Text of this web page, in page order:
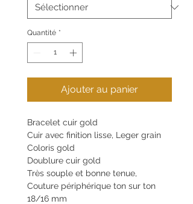
Quantité *
Ajouter au panier
Bracelet cuir gold
Cuir avec finition lisse, Leger grain
Coloris gold
Doublure cuir gold
Très souple et bonne tenue,
Couture périphérique ton sur ton
18/16 mm